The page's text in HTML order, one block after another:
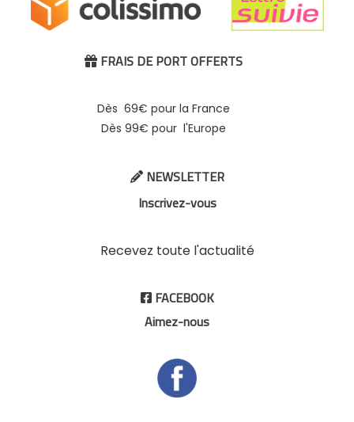
 FRAIS DE PORT OFFERTS
Dès 69€ pour la France
Dès 99€ pour l'Europe
NEWSLETTER
Inscrivez-vous
Recevez toute l'actualité
FACEBOOK
Aimez-nous